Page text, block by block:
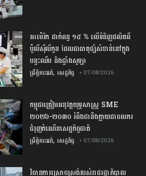
អាម៉េរិក ដាក់ពន្ធ ១៥ % លើទំនិញផលិតពី
ប៉ូលីស៊ីលីកូន ដែលជាធាតុផ្សំសំខាន់នៅក្នុង
បន្ទះឈីប និងផ្ទាំងសូឡា
ព្រឹត្តិការណ៍, សេដ្ឋកិច្ច • 07/08/2026
កម្ពុជា​ត្រៀមអនុវត្ត​យុទ្ធសាស្ត្រ​ ​SME​ ​
២០២៦​-​២០៣០​ រំពឹងថានឹងក្លាយ​ជា​ចលករ​
ជំរុញ​កំណើន​សេដ្ឋកិច្ច​ជាតិ​
ព្រឹត្តិការណ៍, សេដ្ឋកិច្ច • 07/08/2026
វិធានការស្រោចស្រង់របស់រាជរដ្ឋាភិបាល​